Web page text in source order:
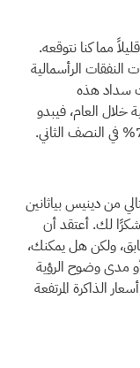
مما كنا نتوقعه.
النفقات الرأسمالية
سداد هذه
خلال العام، فيبدو
من دينيس بياثانين
لك. أعتقد أن
ولكن هل يمكنك،
أو مدى وضوح الرؤية
2026؟ وهل تؤثر أسعار الذاكرة المرتفعة